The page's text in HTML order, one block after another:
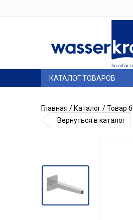
КАТАЛОГ ТОВАРОВ
Главная / Каталог/Товар
Вернуться в каталог